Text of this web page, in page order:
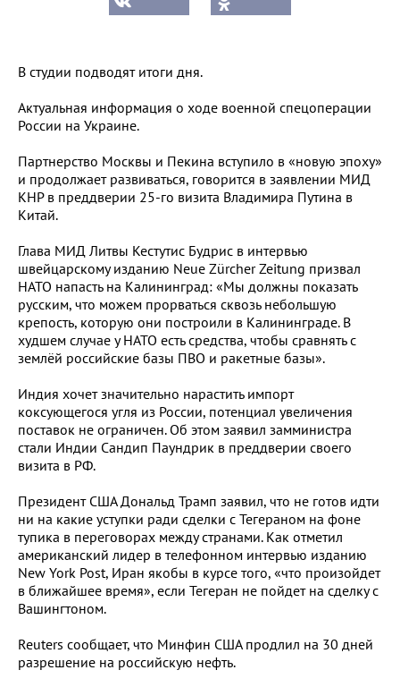
В студии подводят итоги дня.
Актуальная информация о ходе военной спецоперации
России на Украине.
Партнерство Москвы и Пекина вступило в «новую эпоху»
и продолжает развиваться, говорится в заявлении МИД
КНР в преддверии 25‑го визита Владимира Путина в
Китай.
Глава МИД Литвы Кестутис Будрис в интервью
швейцарскому изданию Neue Zürcher Zeitung призвал
НАТО напасть на Калининград: «Мы должны показать
русским, что можем прорваться сквозь небольшую
крепость, которую они построили в Калининграде. В
худшем случае у НАТО есть средства, чтобы сравнять с
землёй российские базы ПВО и ракетные базы».
Индия хочет значительно нарастить импорт
коксующегося угля из России, потенциал увеличения
поставок не ограничен. Об этом заявил замминистра
стали Индии Сандип Паундрик в преддверии своего
визита в РФ.
Президент США Дональд Трамп заявил, что не готов идти
ни на какие уступки ради сделки с Тегераном на фоне
тупика в переговорах между странами. Как отметил
американский лидер в телефонном интервью изданию
New York Post, Иран якобы в курсе того, «что произойдет
в ближайшее время», если Тегеран не пойдет на сделку с
Вашингтоном.
Reuters сообщает, что Минфин США продлил на 30 дней
разрешение на российскую нефть.